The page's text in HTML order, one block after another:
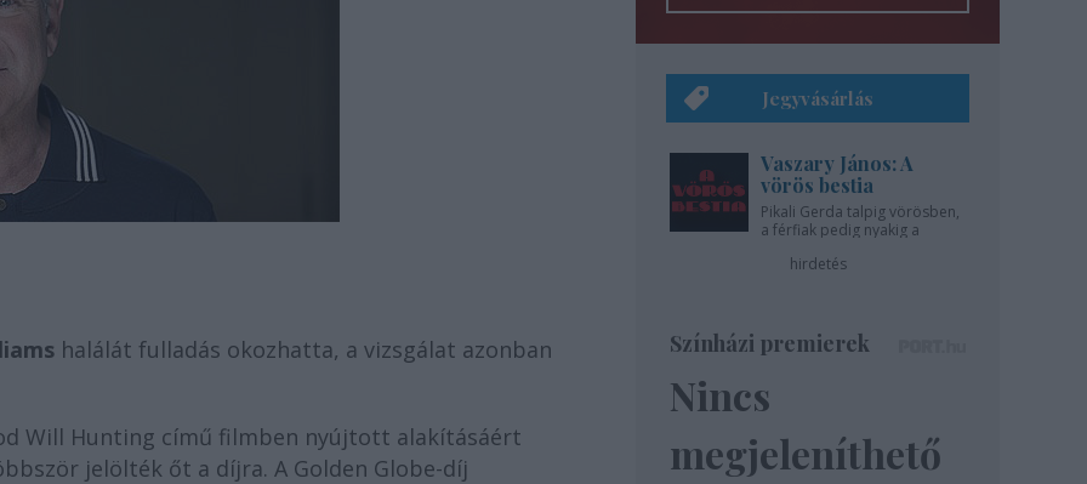
halálát fulladás okozhatta, a vizsgálat azonban
Will Hunting című filmben nyújtott alakításáért
jelölték őt a díjra. A Golden Globe-díj
Jegyvásárlás
Vaszary János: A
vörös bestia
Pikali Gerda talpig vörösben,
a férfiak pedig nyakig a
hirdetés
Színházi premierek
Nincs
megjeleníthető